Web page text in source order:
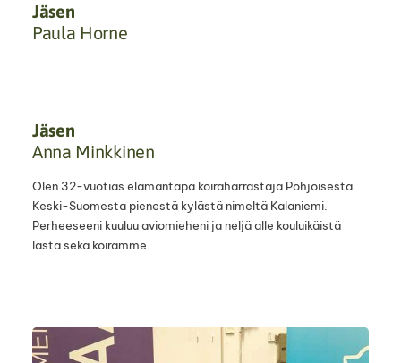
Jäsen
Paula Horne
Jäsen
Anna Minkkinen
Olen 32-vuotias elämäntapa koiraharrastaja Pohjoisesta
Keski-Suomesta pienestä kylästä nimeltä Kalaniemi.
Perheeseeni kuuluu aviomieheni ja neljä alle kouluikäistä
lasta sekä koiramme.